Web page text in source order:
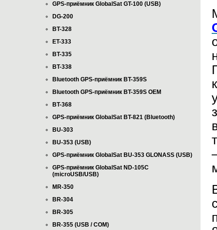
GPS-приёмник GlobalSat GT-100 (USB)
DG-200
BT-328
ET-333
BT-335
BT-338
Bluetooth GPS-приёмник BT-359S
Bluetooth GPS-приёмник BT-359S OEM
BT-368
GPS-приёмник GlobalSat BT-821 (Bluetooth)
BU-303
BU-353 (USB)
GPS-приёмник GlobalSat BU-353 GLONASS (USB)
GPS-приёмник GlobalSat ND-105C
(microUSB/USB)
MR-350
BR-304
BR-305
BR-355 (USB / COM)